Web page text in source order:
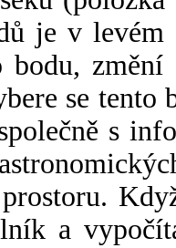
je v
se tento
s
a